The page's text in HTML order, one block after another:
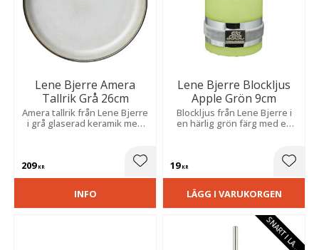
Lene Bjerre Amera
Tallrik Grå 26cm
Amera tallrik från Lene Bjerre
i grå glaserad keramik med
Tallrikens diameter är 26 cm.
209KR Lägg till i favoriter
INFO
Lene Bjerre Blockljus
Apple Grön 9cm
Blockljus från Lene Bjerre i
en härlig grön färg med en
19KR
LÄGG I VARUKORGEN
S
N
A
R
T
I
L
A
G
E
R